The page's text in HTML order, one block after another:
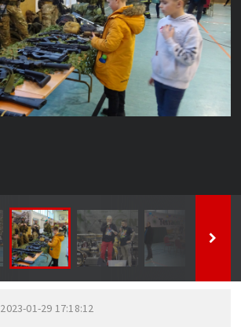
2023-01-29 17:18:12